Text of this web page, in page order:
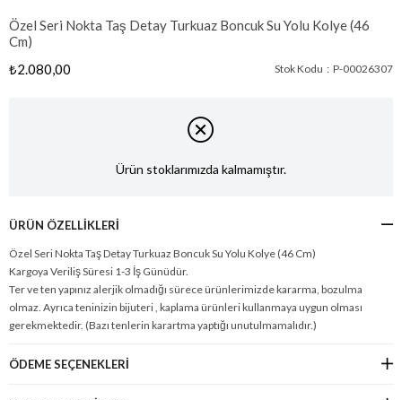
Özel Seri Nokta Taş Detay Turkuaz Boncuk Su Yolu Kolye (46
Cm)
₺2.080,00
Stok Kodu P-00026307
Ürün stoklarımızda kalmamıştır.
ÜRÜN ÖZELLIKLERI
Özel Seri Nokta Taş Detay Turkuaz Boncuk Su Yolu Kolye (46 Cm)
Kargoya Veriliş Süresi 1-3 İş Günüdür.
Ter ve ten yapınız alerjik olmadığı sürece ürünlerimizde kararma, bozulma
olmaz. Ayrıca teninizin bijuteri , kaplama ürünleri kullanmaya uygun olması
gerekmektedir. (Bazı tenlerin karartma yaptığı unutulmamalıdır.)
ÖDEME SEÇENEKLERI